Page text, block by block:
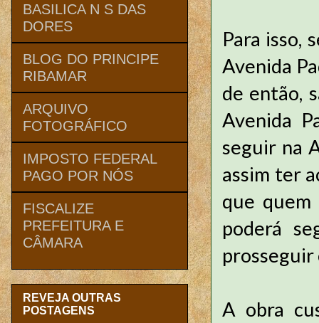
Para isso,
Avenida
de então,
Avenida
seguir na
assim ter
que quem
poderá
prosseguir
A obra
BASILICA N S DAS
DORES
BLOG DO PRINCIPE
RIBAMAR
ARQUIVO
FOTOGRÁFICO
IMPOSTO FEDERAL
PAGO POR NÓS
FISCALIZE
PREFEITURA E
CÂMARA
REVEJA OUTRAS
POSTAGENS